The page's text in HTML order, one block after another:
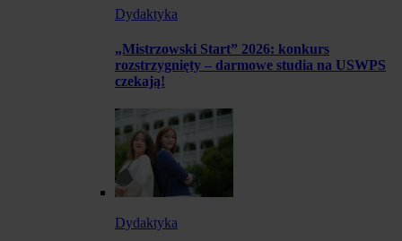
Dydaktyka
„Mistrzowski Start” 2026: konkurs
rozstrzygnięty – darmowe studia na USWPS
czekają!
Dydaktyka